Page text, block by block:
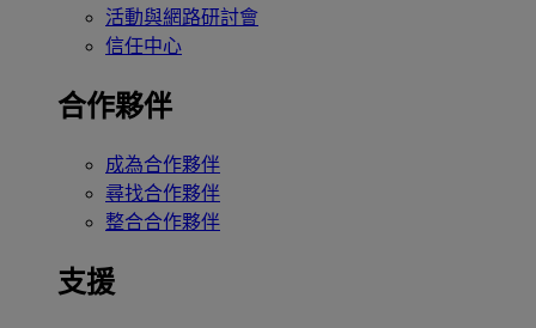
活動與網路研討會
信任中心
合作夥伴
成為合作夥伴
尋找合作夥伴
整合合作夥伴
支援